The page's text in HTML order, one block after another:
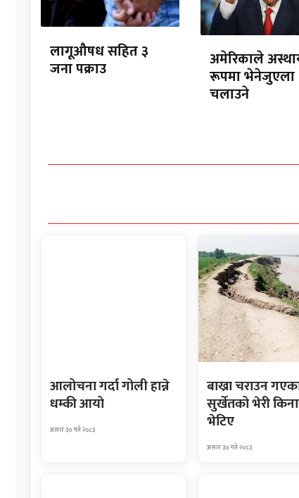
लागूऔषध सहित ३
जना पक्राउ अमेरिकाले
रूपमा भेनेजुएला
चलाउने
आलोचना गर्दा गोली हान्ने
धम्की आयो
असार ३० गते २०८३
बाख्रा चराउन
सुर्खेतको भेरी
भेटिए
असार ३० गते २०८३